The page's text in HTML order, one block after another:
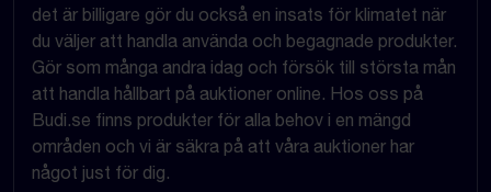
det är billigare gör du också en insats för klimatet när
du väljer att handla använda och begagnade produkter.
Gör som många andra idag och försök till största mån
att handla hållbart på auktioner online. Hos oss på
Budi.se finns produkter för alla behov i en mängd
områden och vi är säkra på att våra auktioner har
något just för dig.